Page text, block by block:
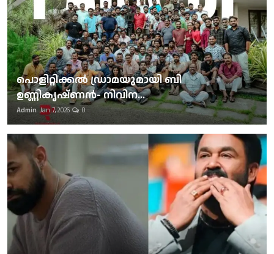
പൊളിറ്റിക്കല്‍ ഡ്രാമയുമായി ബി
ഉണ്ണികൃഷ്ണന്‍- നിവിന...
Admin Jan 7, 2026 0